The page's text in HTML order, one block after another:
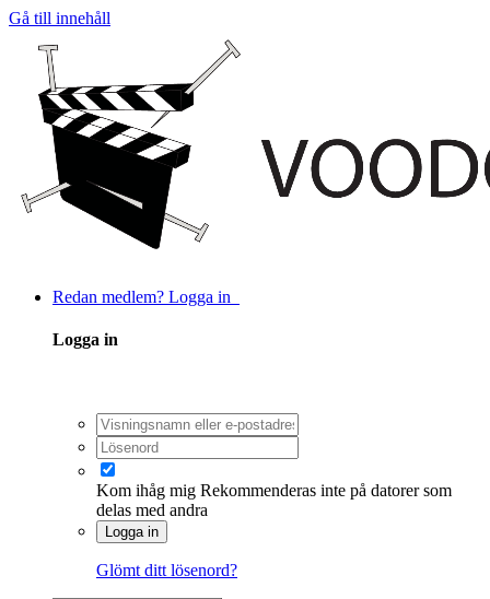
Gå till innehåll
Redan medlem? Logga in
Logga in
Kom ihåg mig Rekommenderas inte på datorer som
delas med andra
Logga in
Glömt ditt lösenord?